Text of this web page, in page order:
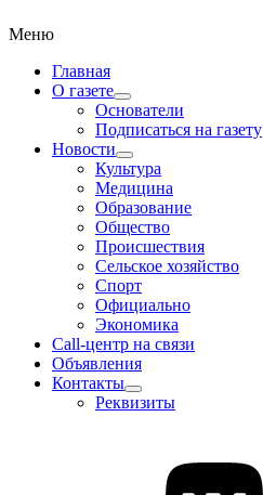
Меню
Главная
О газете
Основатели
Подписаться на газету
Новости
Культура
Медицина
Образование
Общество
Происшествия
Сельское хозяйство
Спорт
Официально
Экономика
Call-центр на связи
Объявления
Контакты
Реквизиты